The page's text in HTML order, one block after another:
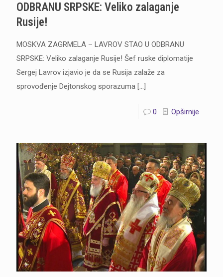
ODBRANU SRPSKE: Veliko zalaganje
Rusije!
MOSKVA ZAGRMELA – LAVROV STAO U ODBRANU
SRPSKE: Veliko zalaganje Rusije! Šef ruske diplomatije
Sergej Lavrov izjavio je da se Rusija zalaže za
sprovođenje Dejtonskog sporazuma […]
0 Opširnije